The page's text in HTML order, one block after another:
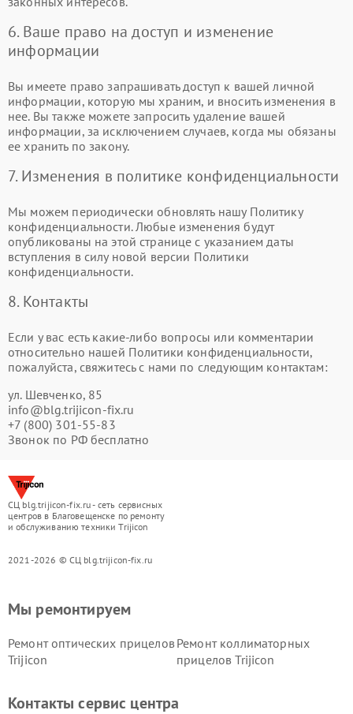
6. Ваше право на доступ и изменение
информации
Вы имеете право запрашивать доступ к вашей личной
информации, которую мы храним, и вносить изменения в
нее. Вы также можете запросить удаление вашей
информации, за исключением случаев, когда мы обязаны
ее хранить по закону.
7. Изменения в политике конфиденциальности
Мы можем периодически обновлять нашу Политику
конфиденциальности. Любые изменения будут
опубликованы на этой странице с указанием даты
вступления в силу новой версии Политики
конфиденциальности.
8. Контакты
Если у вас есть какие-либо вопросы или комментарии
относительно нашей Политики конфиденциальности,
пожалуйста, свяжитесь с нами по следующим контактам:
ул. Шевченко, 85
info@blg.trijicon-fix.ru
+7 (800) 301-55-83
Звонок по РФ бесплатно
СЦ blg.trijicon-fix.ru - сеть сервисных
центров в Благовещенске по ремонту
и обслуживанию техники Trijicon
2021-2026 © СЦ blg.trijicon-fix.ru
Мы ремонтируем
Ремонт оптических прицелов
Trijicon
Ремонт коллиматорных
прицелов Trijicon
Контакты сервис центра